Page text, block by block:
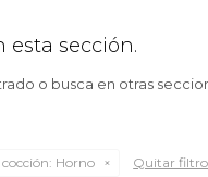
esta sección.
o busca en otras
Horno Quitar